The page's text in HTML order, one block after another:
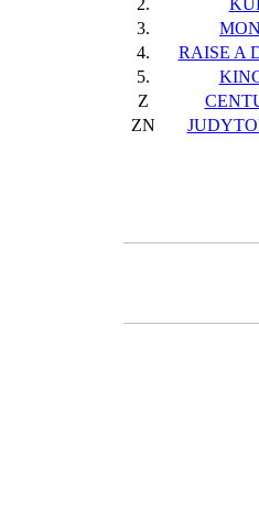
2.
3.
4.
RAISE A
5.
Z
ZN